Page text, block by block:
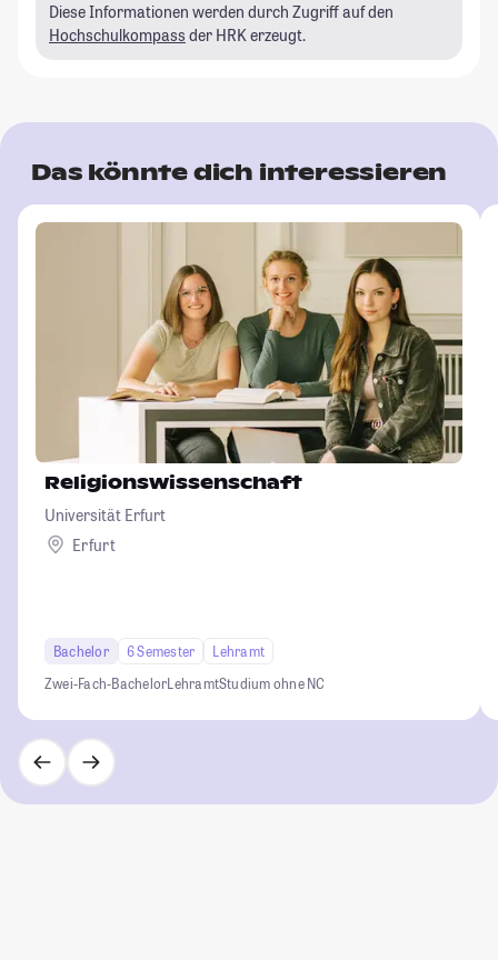
Diese Informationen werden durch Zugriff auf den
Hochschulkompass der HRK erzeugt.
Das könnte dich interessieren
Religionswissenschaft
Universität Erfurt
Erfurt
Bachelor 6 Semester
Lehramt
Zwei-Fach-BachelorLehramtStudium ohne NC